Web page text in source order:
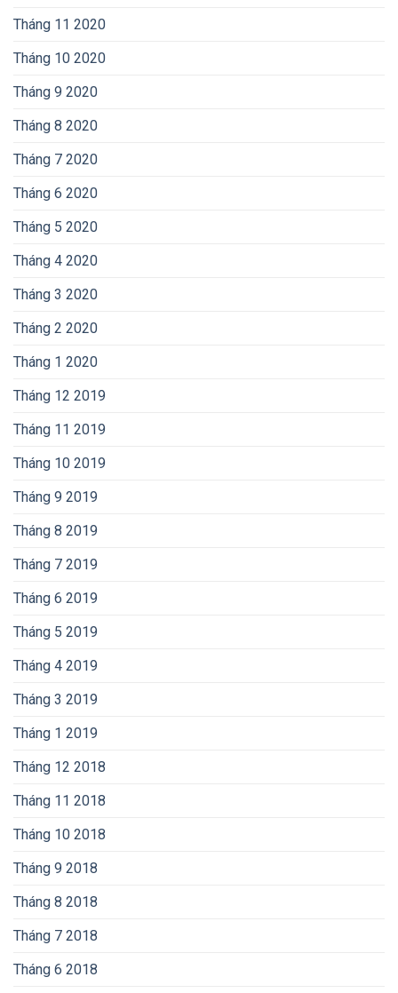
Tháng 11 2020
Tháng 10 2020
Tháng 9 2020
Tháng 8 2020
Tháng 7 2020
Tháng 6 2020
Tháng 5 2020
Tháng 4 2020
Tháng 3 2020
Tháng 2 2020
Tháng 1 2020
Tháng 12 2019
Tháng 11 2019
Tháng 10 2019
Tháng 9 2019
Tháng 8 2019
Tháng 7 2019
Tháng 6 2019
Tháng 5 2019
Tháng 4 2019
Tháng 3 2019
Tháng 1 2019
Tháng 12 2018
Tháng 11 2018
Tháng 10 2018
Tháng 9 2018
Tháng 8 2018
Tháng 7 2018
Tháng 6 2018